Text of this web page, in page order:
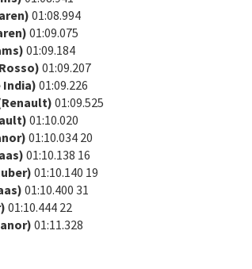
01:08.994
01:09.075
01:09.184
01:09.207
India) 01:09.226
01:09.525
01:10.020
01:10.034 20
01:10.138 16
01:10.140 19
01:10.400 31
01:10.444 22
01:11.328